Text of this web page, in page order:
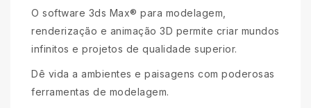
O software 3ds Max® para modelagem,
renderização e animação 3D permite criar mundos
infinitos e projetos de qualidade superior.
Dê vida a ambientes e paisagens com poderosas
ferramentas de modelagem.